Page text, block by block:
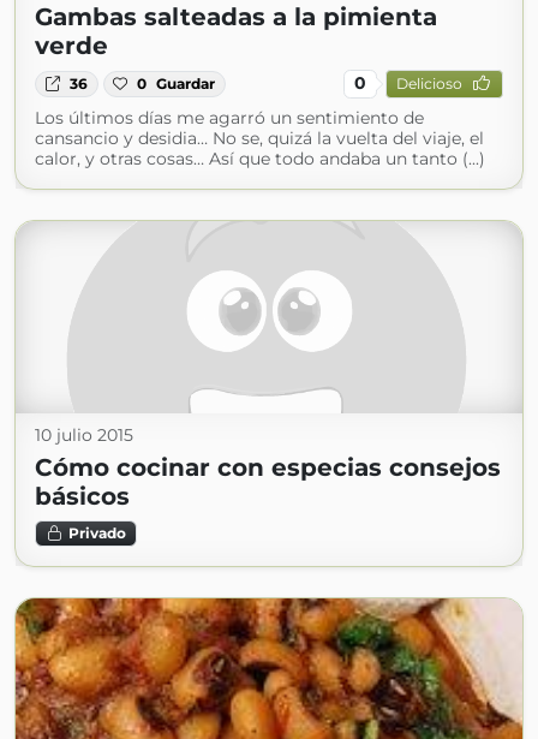
Gambas salteadas a la pimienta
verde
36 0 Guardar 0 Delicioso
Los últimos días me agarró un sentimiento de
cansancio y desidia… No se, quizá la vuelta del viaje, el
calor, y otras cosas… Así que todo andaba un tanto (...)
10 julio 2015
Cómo cocinar con especias consejos
básicos
Privado